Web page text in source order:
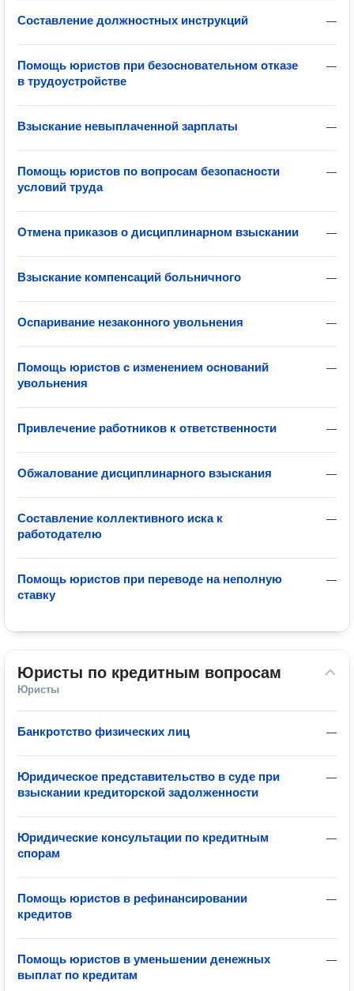
—
Составление должностных инструкций
—
Помощь юристов при безосновательном отказе
в трудоустройстве
—
Взыскание невыплаченной зарплаты
—
Помощь юристов по вопросам безопасности
условий труда
—
Отмена приказов о дисциплинарном взыскании
—
Взыскание компенсаций больничного
—
Оспаривание незаконного увольнения
—
Помощь юристов с изменением оснований
увольнения
—
Привлечение работников к ответственности
—
Обжалование дисциплинарного взыскания
—
Составление коллективного иска к
работодателю
—
Помощь юристов при переводе на неполную
ставку
Юристы по кредитным вопросам
Юристы
—
Банкротство физических лиц
—
Юридическое представительство в суде при
взыскании кредиторской задолженности
—
Юридические консультации по кредитным
спорам
—
Помощь юристов в рефинансировании
кредитов
—
Помощь юристов в уменьшении денежных
выплат по кредитам